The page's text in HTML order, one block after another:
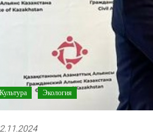
Культура Экология